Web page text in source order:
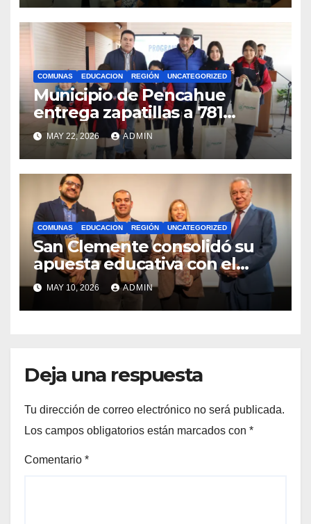
internacionales
COMUNAS EDUCACION REGIÓN UNCATEGORIZED
Municipio de Pencahue
entrega zapatillas a 781
estudiantes con recursos del
Royalty Minero
MAY 22, 2026 ADMIN
COMUNAS EDUCACION REGIÓN UNCATEGORIZED
San Clemente consolidó su
apuesta educativa con el
lanzamiento del
Preuniversitario Brotes 2026
MAY 10, 2026 ADMIN
Deja una respuesta
Tu dirección de correo electrónico no será publicada.
Los campos obligatorios están marcados con *
Comentario *